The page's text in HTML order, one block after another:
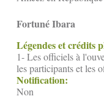
Fortuné Ibara
Légendes et crédits
1- Les officiels à
les participants et les
Notification:
Non